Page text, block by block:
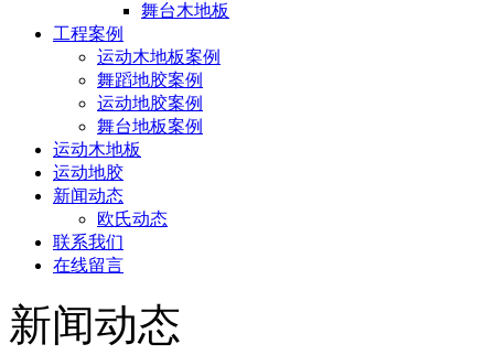
舞台木地板
工程案例
运动木地板案例
舞蹈地胶案例
运动地胶案例
舞台地板案例
运动木地板
运动地胶
新闻动态
欧氏动态
联系我们
在线留言
新闻动态